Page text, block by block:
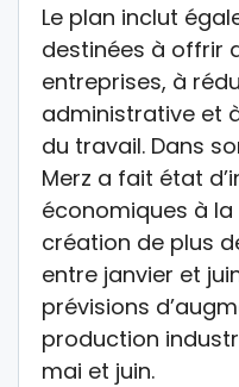
Le plan inclut
destinées à offrir
entreprises, à
administrative et
du travail. Dans
Merz a fait état
économiques à
création de plus
entre janvier et
prévisions
production
mai et juin.